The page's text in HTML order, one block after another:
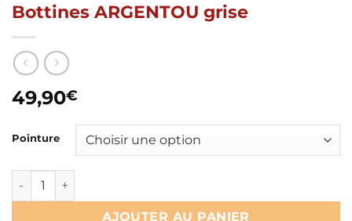
Bottines ARGENTOU grise
49,90€
Pointure
quantité de Bottines ARGENTOU grise
AJOUTER AU PANIER